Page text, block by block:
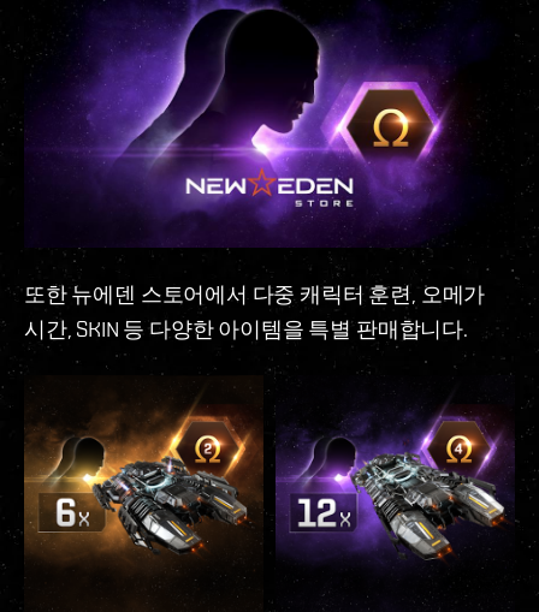
또한 뉴에덴 스토어에서 다중 캐릭터 훈련, 오메가
시간, SKIN 등 다양한 아이템을 특별 판매합니다.